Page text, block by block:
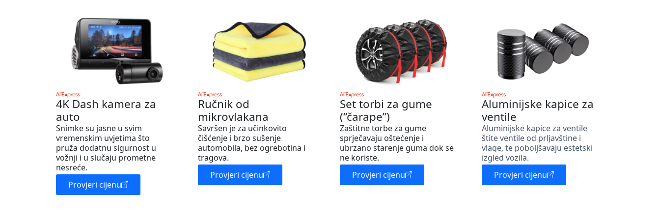
4K Dash kamera za
auto
Snimke su jasne u svim
vremenskim uvjetima što
pruža dodatnu sigurnost u
vožnji i u slučaju prometne
nesreće.
Provjeri cijenu
Ručnik od
mikrovlakana
Savršen je za učinkovito
čišćenje i brzo sušenje
automobila, bez ogrebotina i
tragova.
Provjeri cijenu
Set torbi za gume
(“čarape”)
Zaštitne torbe za gume
sprječavaju oštećenje i
ubrzano starenje guma dok se
ne koriste.
Provjeri cijenu
Aluminijske kapice za
ventile
Aluminijske kapice za ventile
štite ventile od prljavštine i
vlage, te poboljšavaju estetski
izgled vozila.
Provjeri cijenu